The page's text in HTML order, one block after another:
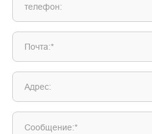
телефон:
Почта:*
Адрес:
Сообщение:*